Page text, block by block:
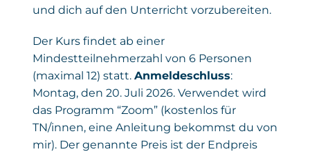
und dich auf den Unterricht vorzubereiten.
Der Kurs findet ab einer
Mindestteilnehmerzahl von 6 Personen
(maximal 12) statt. Anmeldeschluss:
Montag, den 20. Juli 2026. Verwendet wird
das Programm “Zoom” (kostenlos für
TN/innen, eine Anleitung bekommst du von
mir). Der genannte Preis ist der Endpreis